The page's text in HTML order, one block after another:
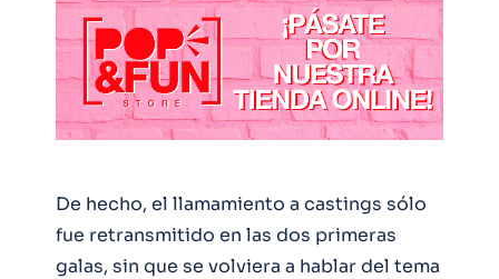
De hecho, el llamamiento a castings sólo
fue retransmitido en las dos primeras
galas, sin que se volviera a hablar del tema